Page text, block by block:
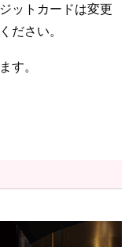
ットカードは変更
ださい。
す。